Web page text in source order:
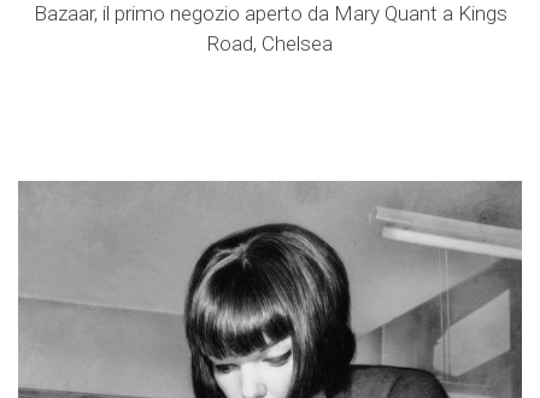
Bazaar, il primo negozio aperto da Mary Quant a Kings
Road, Chelsea